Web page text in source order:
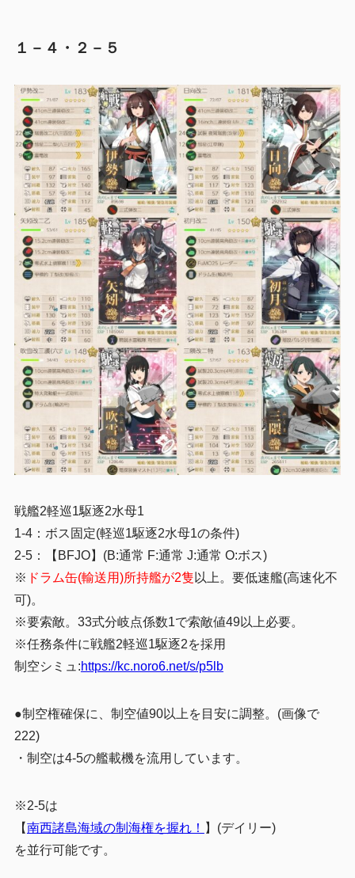
１－４・２－５
戦艦2軽巡1駆逐2水母1
1-4：ボス固定(軽巡1駆逐2水母1の条件)
2-5：【BFJO】(B:通常 F:通常 J:通常 O:ボス)
※ ドラム缶(輸送用)所持艦が2隻 以上。要低速艦(高速化不
可)。
※要索敵。33式分岐点係数1で索敵値49以上必要。
※任務条件に戦艦2軽巡1駆逐2を採用
制空シミュ:https://kc.noro6.net/s/p5lb
●制空権確保に、制空値90以上を目安に調整。(画像で
222)
・制空は4-5の艦載機を流用しています。
※2-5は
【南西諸島海域の制海権を握れ！ 】(デイリー)
を並行可能です。